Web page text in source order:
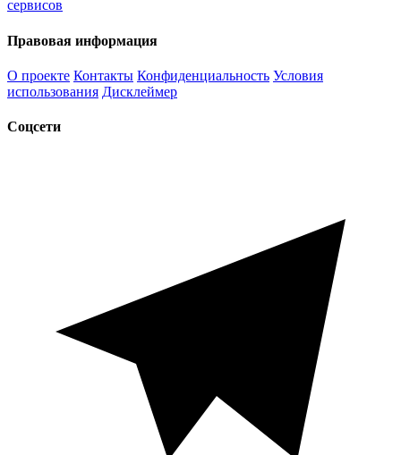
сервисов
Правовая информация
О проекте Контакты Конфиденциальность Условия
использования Дисклеймер
Соцсети